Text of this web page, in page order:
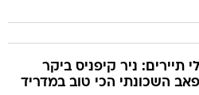
תיירים: ניר קיפניס ביקר
השכונתי הכי טוב במדריד